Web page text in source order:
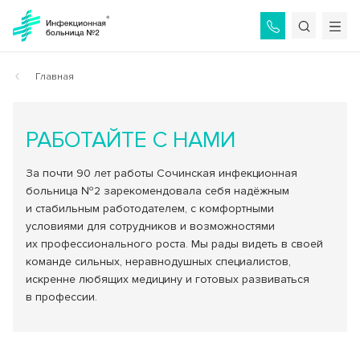
Главная
РАБОТАЙТЕ С НАМИ
За почти 90 лет работы Сочинская инфекционная
больница №2 зарекомендовала себя надёжным
и стабильным работодателем, с комфортными
условиями для сотрудников и возможностями
их профессионального роста. Мы рады видеть в своей
команде сильных, неравнодушных специалистов,
искренне любящих медицину и готовых развиваться
в профессии.
Назад
О БОЛЬНИЦЕ
Общая информация
История больницы
Администрация
Специалисты
Вакансии
Режим работы
Назад
ОТДЕЛЕНИЯ
Приёмное отделение
Инфекционное отделение №1
Стационарное лечение инфекционных болезней
Инфекционное отделение №2
Стационарное лечение инфекционных болезней
Инфекционное отделение №3
Стационарное лечение инфекционных болезней
Назад
УСЛУГИ
Услуги ОМС
Платные услуги по направлениям
Стоимость платных услуг
Дополнительные услуги
Назад
ПАЦИЕНТАМ
Как связаться с врачами?
Как найти пациента?
Памятка сопровождающим
Справочник пациента
Порядок госпитализации
Отзывы пациентов